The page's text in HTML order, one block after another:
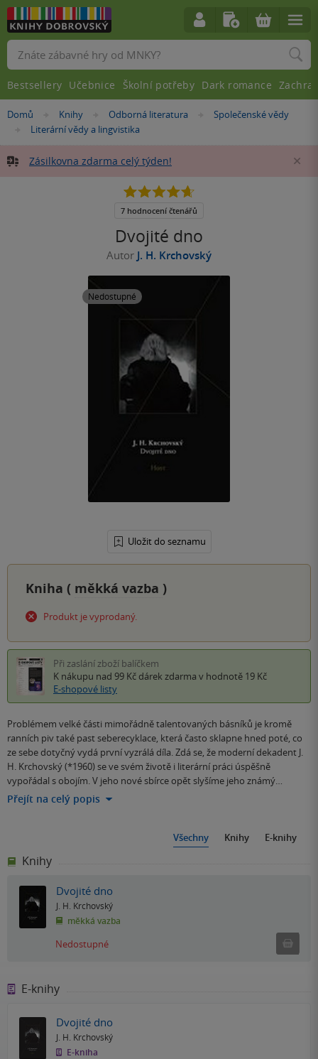
Nacházíte
Domů »Knihy »Odborná literatura »
Společenské vědy
»
Literární vědy a lingvistika
Zásilkovna zdarma celý týden!
Dvojité dno
Autor J. H. Krchovský
Nedostupné
Uložit do seznamu
4.7
5
7 hodnocení čtenářů
Kniha ( měkká vazba )
Produkt je vyprodaný.
Při zaslání zboží balíčkem
K nákupu nad 99 Kč dárek zdarma v hodnotě 19 Kč
E-shopové listy
Problémem velké části mimořádně talentovaných básníků je kromě
ranních piv také past seberecyklace, která často sklapne hned poté, co
ze sebe dotyčný vydá první vyzrálá díla. Zdá se, že moderní dekadent J.
H. Krchovský (*1960) se ve svém životě i literární práci úspěšně
vypořádal s obojím. V jeho nové sbírce opět slyšíme jeho známý…
Přejít na celý popis
Všechny Knihy E-knihy
Knihy
Dvojité dno
J. H. Krchovský
měkká vazba
Nedostupné
E-knihy
Dvojité dno
J. H. Krchovský
E-kniha
Vyhledávání
Bestsellery Učebnice Školní potřeby Dark romance